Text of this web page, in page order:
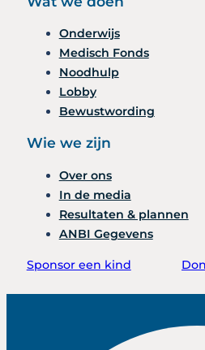
Onderwijs
Medisch Fonds
Noodhulp
Lobby
Bewustwording
Wie we zijn
Over ons
In de media
Resultaten & plannen
ANBI Gegevens
Sponsor een kind